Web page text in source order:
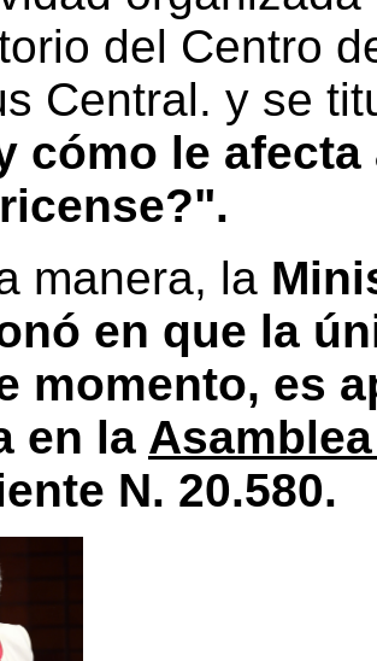
del Centro
Central. y se
cómo le afecta
manera, la
en que la
momento, es
en la
N. 20.580.